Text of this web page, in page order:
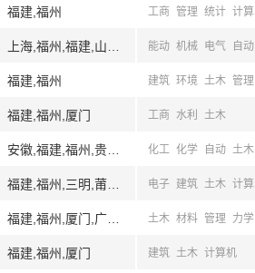
福建,福州 工商 管理 统计 计算机
能动 机械 电气 自动
福建,福州 建筑 环境 土木 管理
福建,福州,厦门 工商 水利 土木
化工 化学 自动 土木
电子 建筑 土木 计算机
土木 材料 管理 力学
福建,福州,厦门 建筑 土木 计算机